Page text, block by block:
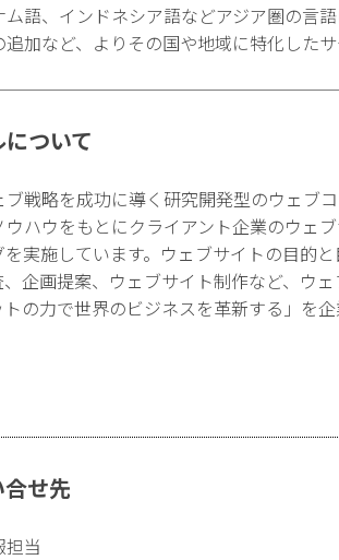
語、インドネシア語などアジア圏の言
加など、よりその国や地域に特化したサ
ついて
戦略を成功に導く研究開発型のウェブ
ハウをもとにクライアント企業のウェ
実施しています。ウェブサイトの目的
企画提案、ウェブサイト制作など、ウ
の力で世界のビジネスを革新する」を
せ先
当